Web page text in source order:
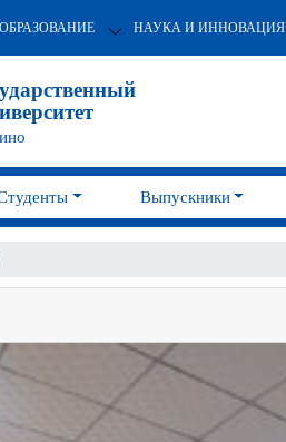
ОБРАЗОВАНИЕ НАУКА И ИННОВАЦИЯ
Выпускники